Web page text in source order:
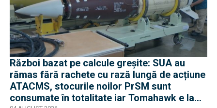
Război bazat pe calcule greșite: SUA au
rămas fără rachete cu rază lungă de acțiune
ATACMS, stocurile noilor PrSM sunt
consumate în totalitate iar Tomahawk e la